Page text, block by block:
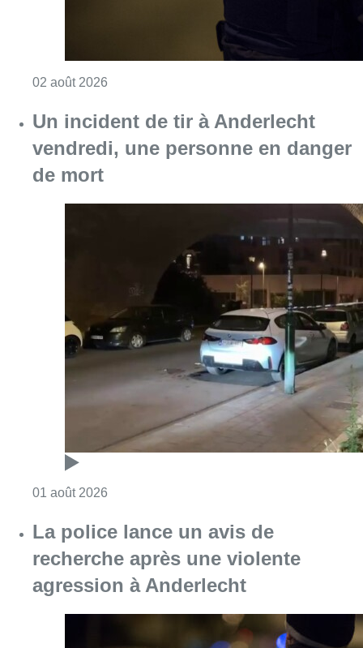
02 août 2026
Un incident de tir à Anderlecht
vendredi, une personne en danger
de mort
01 août 2026
La police lance un avis de
recherche après une violente
agression à Anderlecht